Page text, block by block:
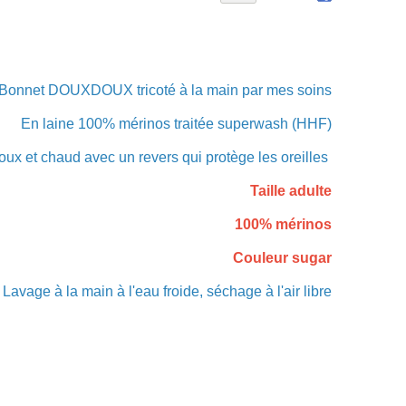
DOUXDOUX tricoté à la main par mes soins
En laine 100% mérinos traitée superwash (HHF)
et chaud avec un revers qui protège les oreilles
Taille adulte
100% mérinos
Couleur sugar
Lavage à la main à l'eau froide, séchage à l'air libre